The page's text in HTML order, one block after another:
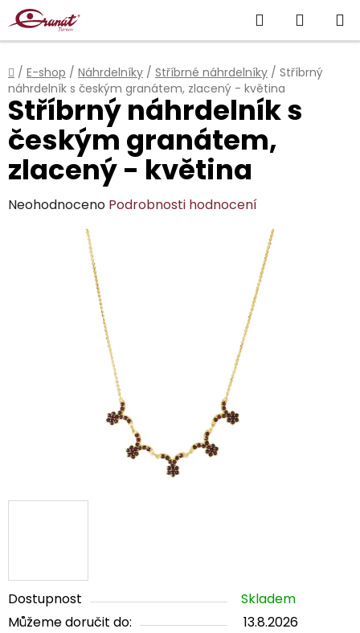
Přejít
na
obsah
Hledat
KOŠÍK
Domů
/ E-shop / Náhrdelníky / Stříbrné náhrdelníky / Stříbrný
náhrdelník s českým granátem, zlacený - květina
Dostupnost
Skladem
Můžeme doručit do:
13.8.2026
Stříbrný náhrdelník s
českým granátem,
zlacený - květina
Průměrné
Neohodnoceno Podrobnosti hodnocení